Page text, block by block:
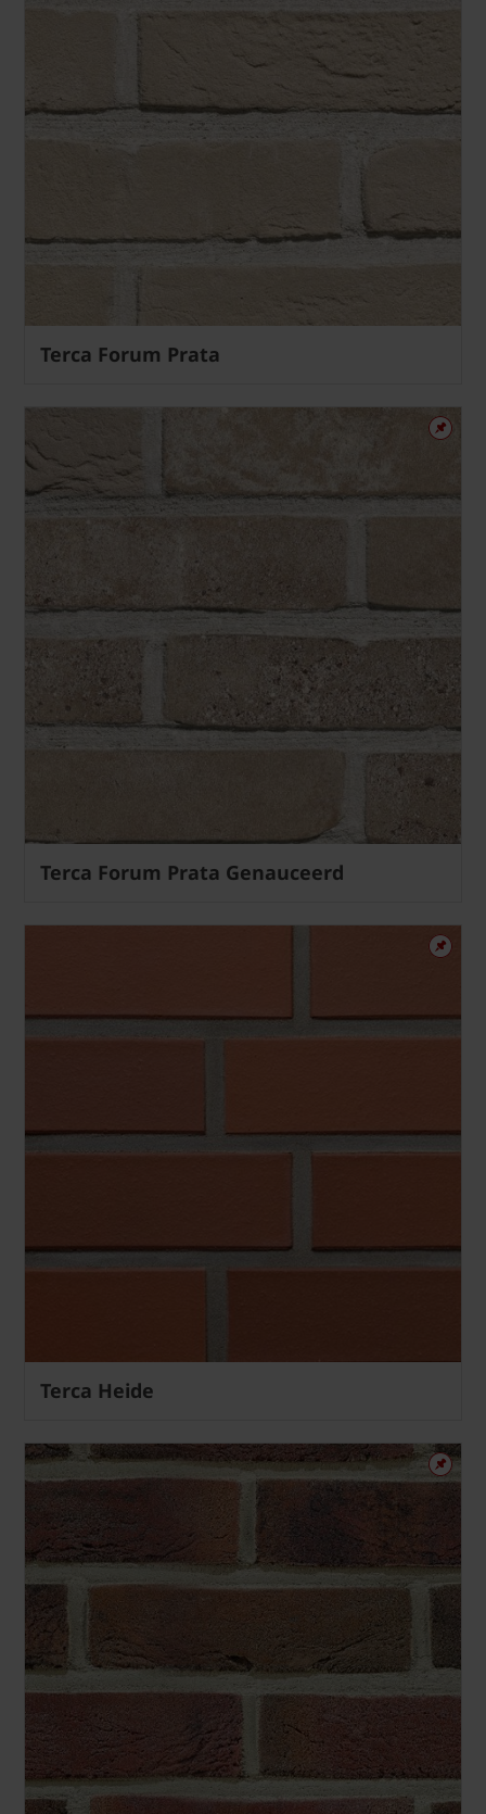
Terca Forum Prata
Terca Forum Prata Genauceerd
Terca Heide